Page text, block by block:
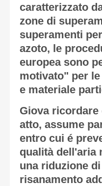
caratterizzato
zone di
superamenti
azoto, le
europea sono
motivato" per
e materiale
Giova
atto, assume
entro cui é
qualità dell'aria
una riduzione
risanamento